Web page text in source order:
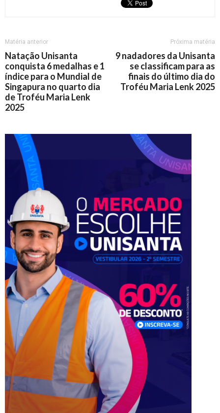
Matéria anterior
Natação Unisanta
conquista 6 medalhas e 1
índice para o Mundial de
Singapura no quarto dia
de Troféu Maria Lenk
2025
Próxima matéria
9 nadadores da Unisanta
se classificam para as
finais do último dia do
Troféu Maria Lenk 2025